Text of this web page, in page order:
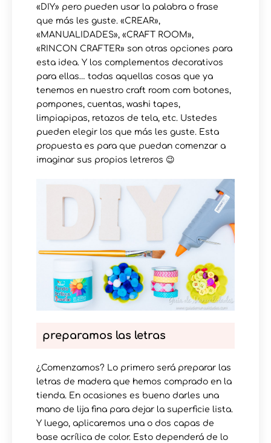
«DIY» pero pueden usar la palabra o frase
que más les guste. «CREAR»,
«MANUALIDADES», «CRAFT ROOM»,
«RINCON CRAFTER» son otras opciones para
esta idea. Y los complementos decorativos
para ellas… todas aquellas cosas que ya
tenemos en nuestro craft room com botones,
pompones, cuentas, washi tapes,
limpiapipas, retazos de tela, etc. Ustedes
pueden elegir los que más les guste. Esta
propuesta es para que puedan comenzar a
imaginar sus propios letreros 😉
preparamos las letras
¿Comenzamos? Lo primero será preparar las
letras de madera que hemos comprado en la
tienda. En ocasiones es bueno darles una
mano de lija fina para dejar la superficie lista.
Y luego, aplicaremos una o dos capas de
base acrílica de color. Esto dependerá de lo